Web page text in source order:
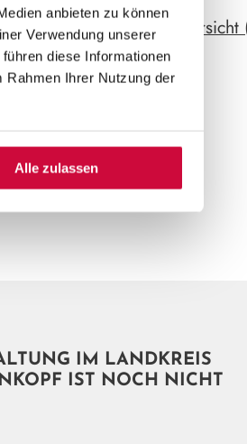
anbieten zu können
Verwendung unserer
diese Informationen
Rahmen Ihrer Nutzung der
Alle zulassen
Veranstaltungsübersicht
herunterladen
IM LANDKREIS
IST NOCH NICHT